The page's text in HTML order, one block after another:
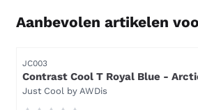
Aanbevolen artikelen
Artikelnummer
JC003
Contrast Cool T Royal Blue -
White.
Merk:
Just Cool by AWDis